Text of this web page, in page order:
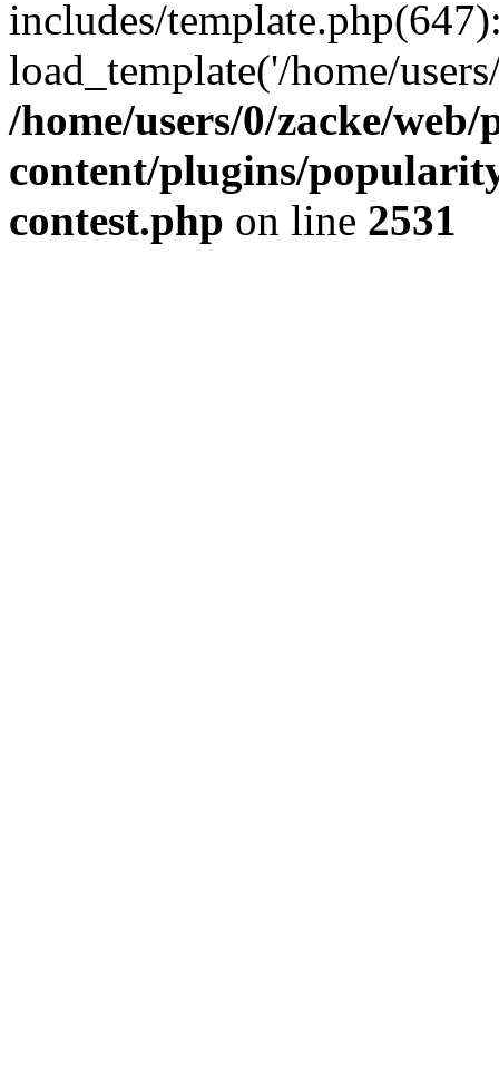
includes/
load_template('/home/
/home/users/0/zacke/
content/plugins/
contest.php on line 2531